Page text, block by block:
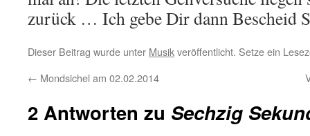
zurück … Ich gebe Dir dann Bescheid
Dieser Beitrag wurde unter Musikveröffentlicht. Setze ein
← Mondsichel am 02.02.2014
2 Antworten zu Sechzig